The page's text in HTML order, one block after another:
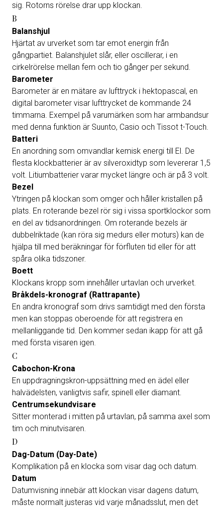
sig. Rotorns rörelse drar upp klockan.
B
Balanshjul
Hjärtat av urverket som tar emot energin från
gångpartiet. Balanshjulet slår, eller oscillerar, i en
cirkelrörelse mellan fem och tio gånger per sekund.
Barometer
Barometer är en mätare av lufttryck i hektopascal, en
digital barometer visar lufttrycket de kommande 24
timmarna. Exempel på varumärken som har armbandsur
med denna funktion är Suunto, Casio och Tissot t-Touch.
Batteri
En anordning som omvandlar kemisk energi till El. De
flesta klockbatterier är av silveroxidtyp som levererar 1,5
volt. Litiumbatterier varar mycket längre och är på 3 volt.
Bezel
Ytringen på klockan som omger och håller kristallen på
plats. En roterande bezel rör sig i vissa sportklockor som
en del av tidsanordningen. Om roterande bezels är
dubbelriktade (kan röra sig medurs eller moturs) kan de
hjälpa till med beräkningar för förfluten tid eller för att
spåra olika tidszoner.
Boett
Klockans kropp som innehåller urtavlan och urverket.
Bråkdels-kronograf (Rattrapante)
En andra kronograf som drivs samtidigt med den första
men kan stoppas oberoende för att registrera en
mellanliggande tid. Den kommer sedan ikapp för att gå
med första visaren igen.
C
Cabochon-Krona
En uppdragningskron-uppsättning med en ädel eller
halvädelsten, vanligtvis safir, spinell eller diamant.
Centrumsekundvisare
Sitter monterad i mitten på urtavlan, på samma axel som
tim och minutvisaren.
D
Dag-Datum (Day-Date)
Komplikation på en klocka som visar dag och datum.
Datum
Datumvisning innebär att klockan visar dagens datum,
måste normalt justeras vid varje månadsslut, men det